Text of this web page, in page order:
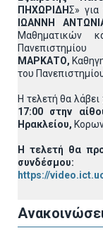
ΠΗΧΩΡΙΔΗΣ»
ΙΩΑΝΝΗ
Μαθηματικών
ΜΑΡΚΑΤΟ,
του
Η τελετή θα
17:00 στην
Ηρακλείου,
Η τελετή θα
συνδέσμου:
https://